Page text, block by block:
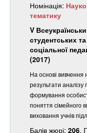
реєстраціяНомінація:
тематику
V
студентських
соціальної
(2017)
На основі
результати аналізу
формування
поняття сімейного
виховання учнів
Балів жюрі: 206.